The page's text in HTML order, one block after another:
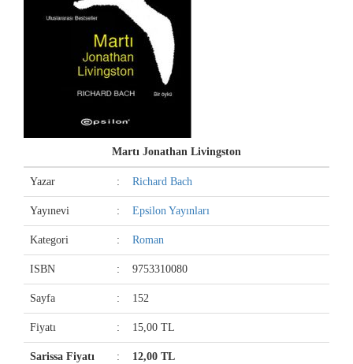
Martı Jonathan Livingston
Yazar : Richard Bach
Yayınevi : Epsilon Yayınları
Kategori : Roman
ISBN : 9753310080
Sayfa : 152
Fiyatı : 15,00 TL
Sarissa Fiyatı : 12,00 TL